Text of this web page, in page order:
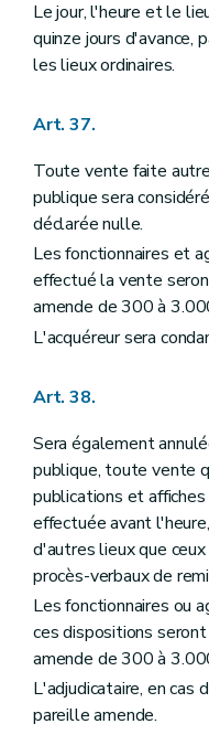
Le jour, l'heure et le
quinze jours d'avance,
les lieux ordinaires.
Art. 37.
Toute vente faite
publique sera
déclarée nulle.
Les fonctionnaires et
effectué la vente
amende de 300 à
L'acquéreur sera
Art. 38.
Sera également
publique, toute vente
publications et
effectuée avant
d'autres lieux que
procès-verbaux de
Les fonctionnaires ou
ces dispositions
amende de 300 à
L'adjudicataire, en cas
pareille amende.